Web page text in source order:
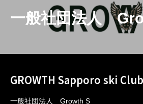
一般社団法人
GROWTH Sapporo ski Club
一般社団法人 Growth S